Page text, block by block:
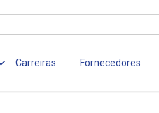
Carreiras Fornecedores